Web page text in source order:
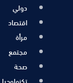
دولي
اقتصاد
مرأة
مجتمع
صحة